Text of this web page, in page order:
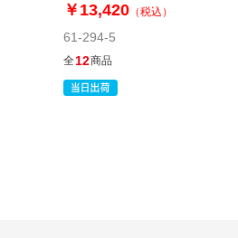
￥13,420 （税込）
61-294-5
全12商品